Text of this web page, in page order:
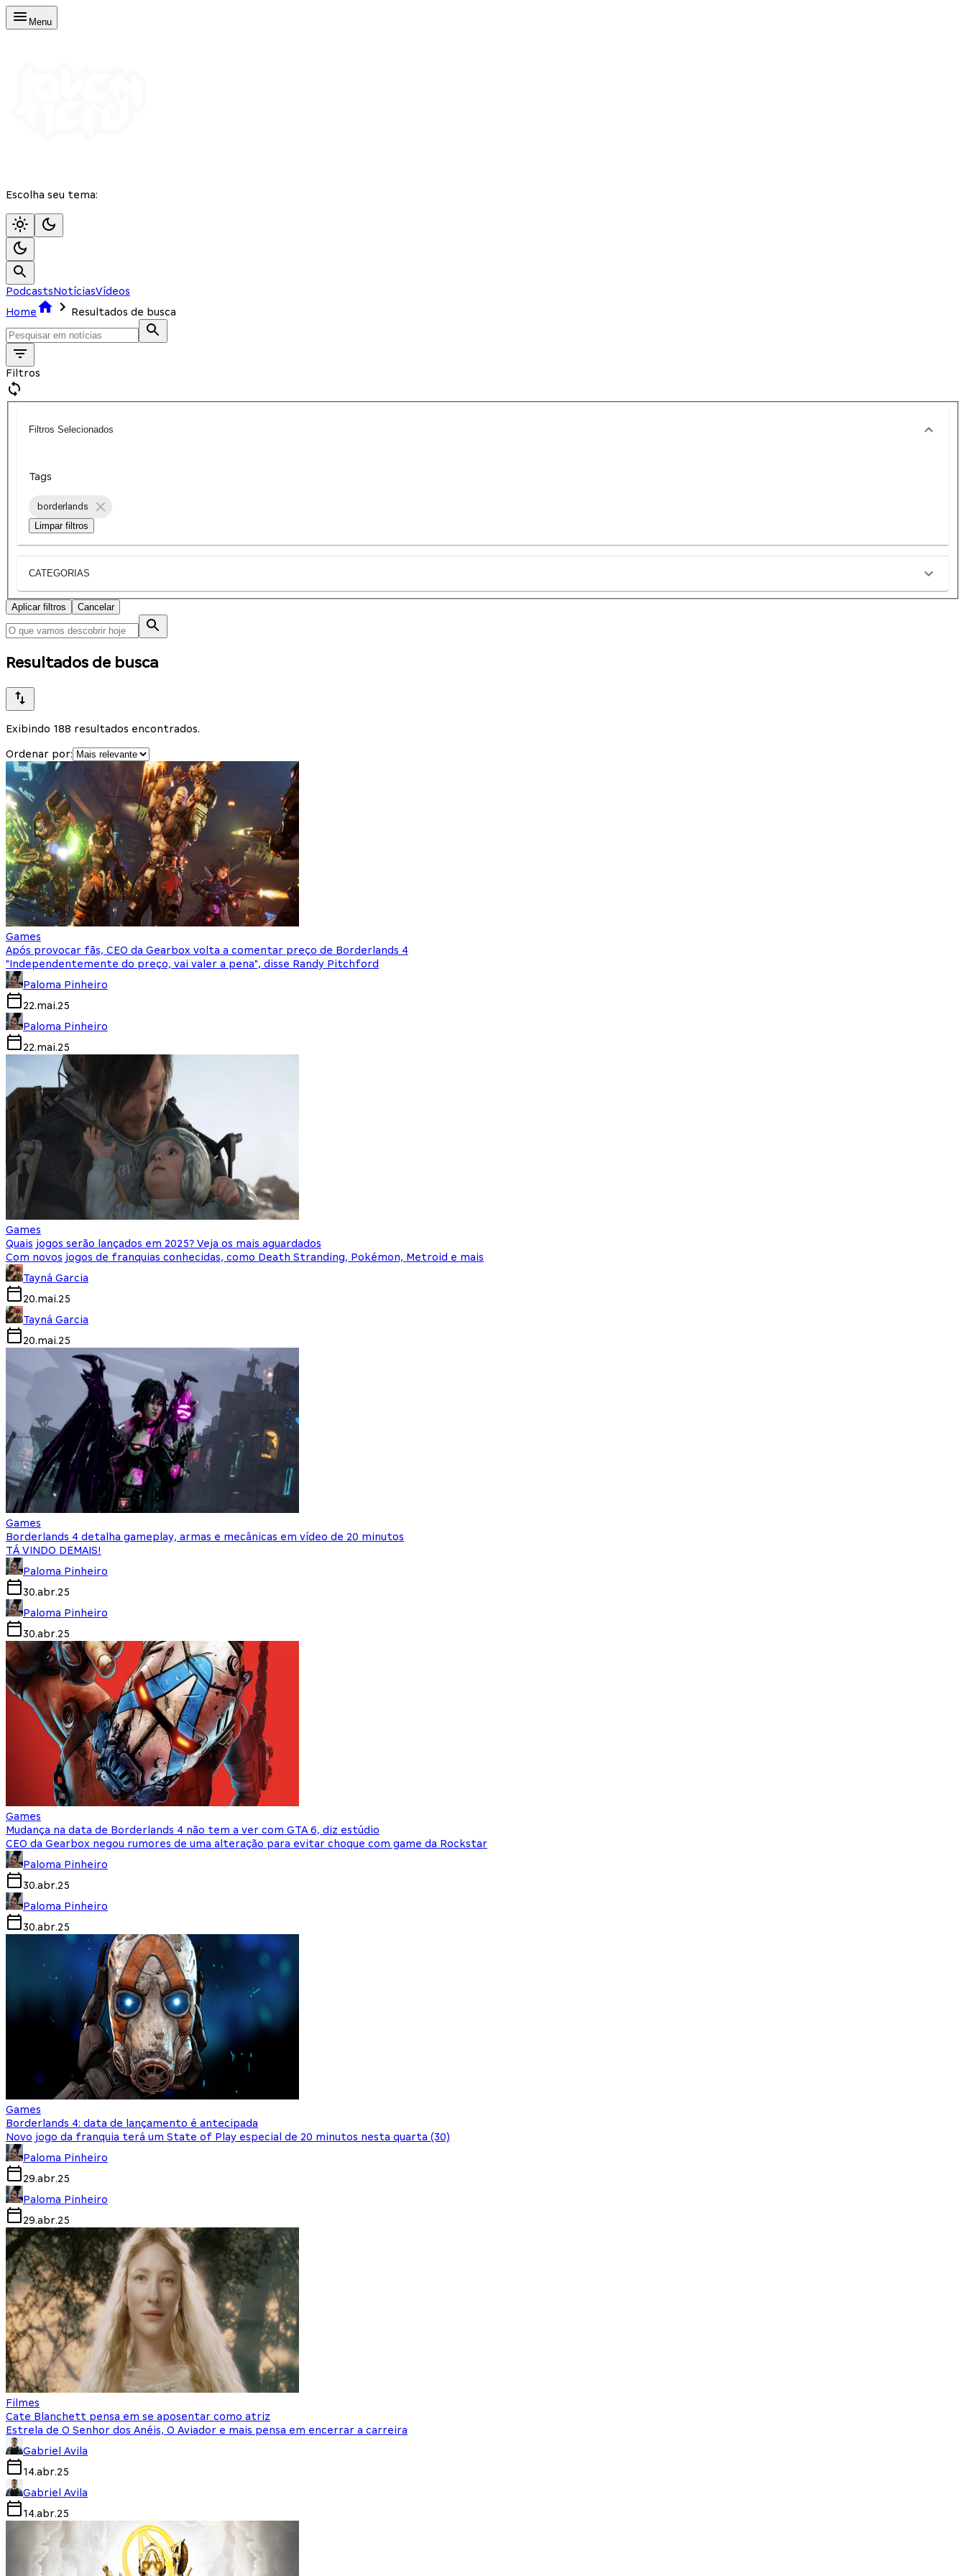
Menu
Escolha seu tema:
PodcastsNotíciasVídeos
Home
Resultados de busca
Filtros
Filtros Selecionados
Tags
borderlands
Limpar filtros
CATEGORIAS
Aplicar filtros Cancelar
Resultados de busca
Exibindo 188 resultados encontrados.
Ordenar por:
Games
Após provocar fãs, CEO da Gearbox volta a comentar preço de Borderlands 4
"Independentemente do preço, vai valer a pena", disse Randy Pitchford
Paloma Pinheiro
22.mai.25
Paloma Pinheiro
22.mai.25
Games
Quais jogos serão lançados em 2025? Veja os mais aguardados
Com novos jogos de franquias conhecidas, como Death Stranding, Pokémon, Metroid e mais
Tayná Garcia
20.mai.25
Tayná Garcia
20.mai.25
Games
Borderlands 4 detalha gameplay, armas e mecânicas em vídeo de 20 minutos
TÁ VINDO DEMAIS!
Paloma Pinheiro
30.abr.25
Paloma Pinheiro
30.abr.25
Games
Mudança na data de Borderlands 4 não tem a ver com GTA 6, diz estúdio
CEO da Gearbox negou rumores de uma alteração para evitar choque com game da Rockstar
Paloma Pinheiro
30.abr.25
Paloma Pinheiro
30.abr.25
Games
Borderlands 4: data de lançamento é antecipada
Novo jogo da franquia terá um State of Play especial de 20 minutos nesta quarta (30)
Paloma Pinheiro
29.abr.25
Paloma Pinheiro
29.abr.25
Filmes
Cate Blanchett pensa em se aposentar como atriz
Estrela de O Senhor dos Anéis, O Aviador e mais pensa em encerrar a carreira
Gabriel Avila
14.abr.25
Gabriel Avila
14.abr.25